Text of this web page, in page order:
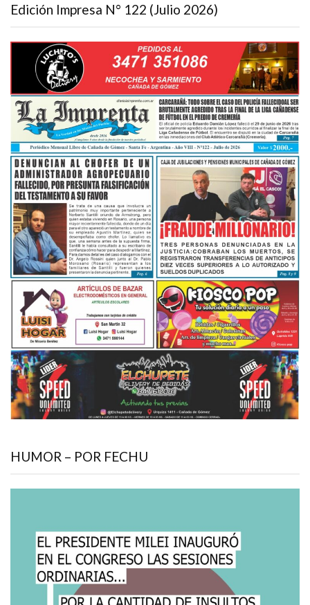
Edición Impresa N° 122 (Julio 2026)
HUMOR – POR FECHU